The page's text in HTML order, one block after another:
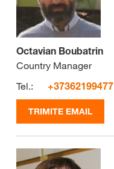
Octavian Boubatrin
Country Manager
Tel.:
+37362199477
TRIMITE EMAIL